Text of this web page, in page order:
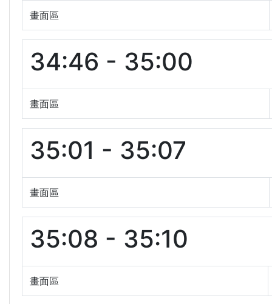
畫面區
34:46 - 35:00
畫面區
35:01 - 35:07
畫面區
35:08 - 35:10
畫面區